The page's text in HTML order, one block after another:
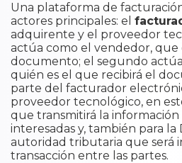
Una plataforma de
actores principales: el
adquirente y el proveedor
actúa como el vendedor, que
documento; el segundo
quién es el que recibirá el
parte del facturador
proveedor tecnológico, en
que transmitirá la información
interesadas y, también para la
autoridad tributaria que será
transacción entre las partes.